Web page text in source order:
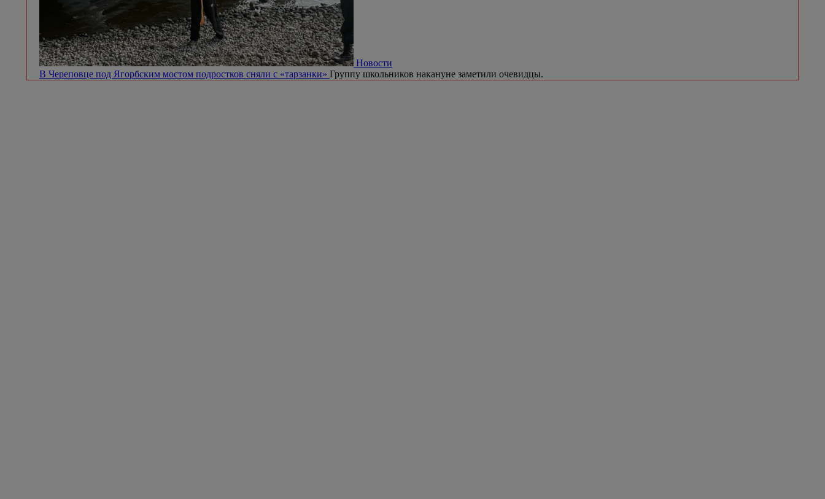
Новости
В Череповце под Ягорбским мостом подростков сняли с «тарзанки» Группу школьников накануне заметили очевидцы.